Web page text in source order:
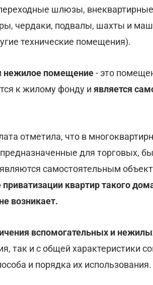
шлюзы,
чердаки, подвалы, шахты и
технические помещения).
нежилое помещение- это
к жилому фонду и является
отметила, что в
для торговых,
самостоятельным
приватизации квартир такого
возникает.
вспомогательных и
так и с общей характеристики
и порядка их использования.